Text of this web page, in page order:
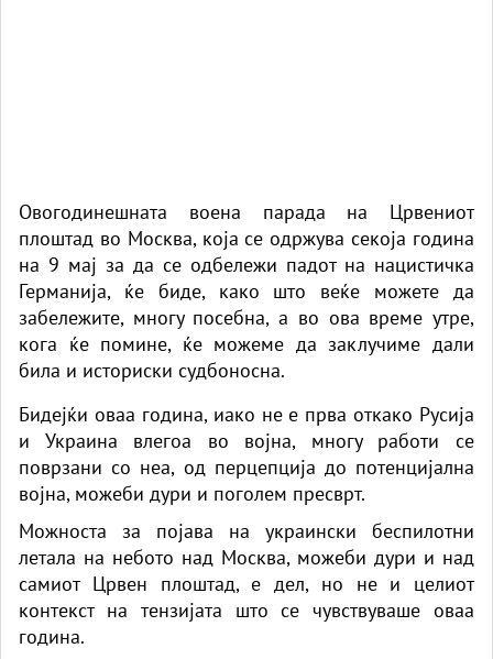
Овогодинешната воена парада на Црвениот
плоштад во Москва, која се одржува секоја година
на 9 мај за да се одбележи падот на нацистичка
Германија, ќе биде, како што веќе можете да
забележите, многу посебна, а во ова време утре,
кога ќе помине, ќе можеме да заклучиме дали
била и историски судбоносна.
Бидејќи оваа година, иако не е прва откако Русија
и Украина влегоа во војна, многу работи се
поврзани со неа, од перцепција до потенцијална
војна, можеби дури и поголем пресврт.
Можноста за појава на украински беспилотни
летала на небото над Москва, можеби дури и над
самиот Црвен плоштад, е дел, но не и целиот
контекст на тензијата што се чувствуваше оваа
година.